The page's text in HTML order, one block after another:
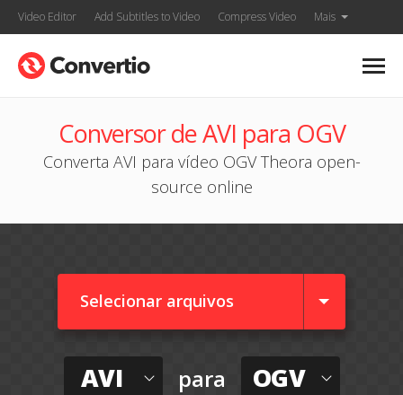
Video Editor Add Subtitles to Video Compress Video Mais
Conversor de AVI para OGV
Converta AVI para vídeo OGV Theora open-
source online
Selecionar arquivos
AVI para OGV